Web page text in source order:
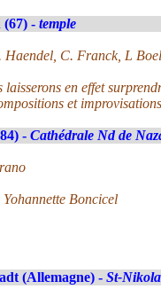
(67) - temple
Haendel, C. Franck, L
en effet
et
- Cathédrale Nd de
Boncicel
(Allemagne) - St-